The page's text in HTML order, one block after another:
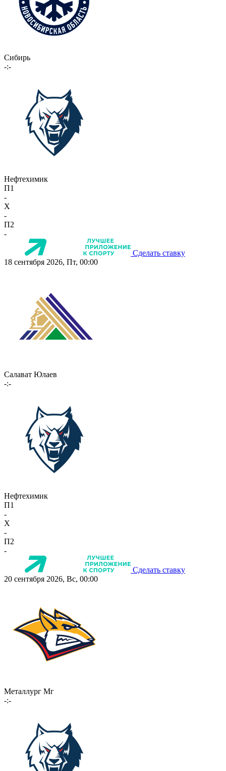
Сибирь
-:-
Нефтехимик
П1
-
X
-
П2
-
Сделать ставку
18 сентября 2026, Пт, 00:00
Салават Юлаев
-:-
Нефтехимик
П1
-
X
-
П2
-
Сделать ставку
20 сентября 2026, Вс, 00:00
Металлург Мг
-:-